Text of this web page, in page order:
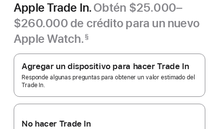
Apple Trade In.Obtén $25.000–
$260.000 de crédito para un nuevo
Apple Watch.
Nota
a
de
página
§
Apple
Trade
In.
Agregar un dispositivo para hacer Trade In
Responde algunas preguntas para obtener un valor estimado del
Trade In.
No hacer Trade In